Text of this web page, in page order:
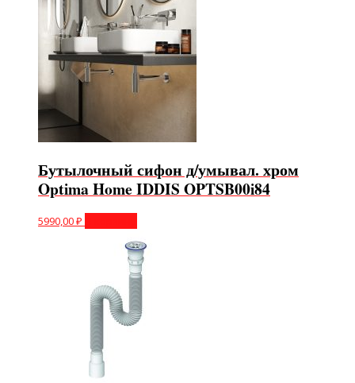
Бутылочный сифон д/умывал. хром
Optima Home IDDIS OPTSB00i84
5990,00₽